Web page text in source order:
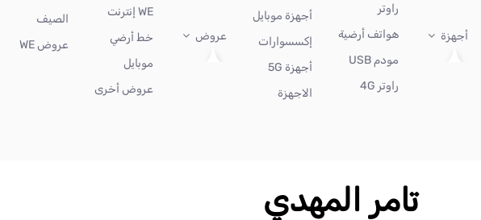
أجهزة
راوتر
هواتف أرضية
مودم USB
راوتر 4G
أجهزة موبايل
إكسسوارات
أجهزة 5G
الاجهزة
عروض
WE إنترنت
خط أرضي
موبايل
عروض أخرى
الصيف
عروض WE
تامر المهدي